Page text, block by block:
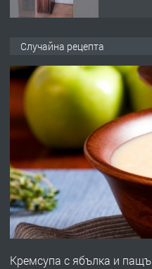
ПРЕДЛАГА
със
ПРЕДЛАГА
Случайна рецепта
Кремсупа с ябълка и